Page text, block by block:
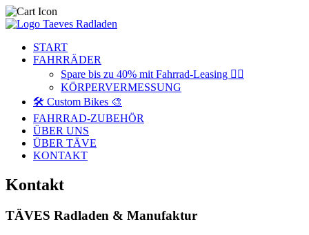
START
FAHRRÄDER
Spare bis zu 40% mit Fahrrad-Leasing 🚴‍♂️
KÖRPERVERMESSUNG
🛠️ Custom Bikes 🎨
FAHRRAD-ZUBEHÖR
ÜBER UNS
ÜBER TÄVE
KONTAKT
Kontakt
TÄVES Radladen & Manufaktur